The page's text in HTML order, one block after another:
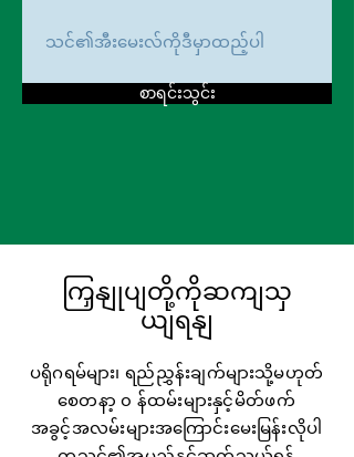
စာရင်းသွင်း
ကြှနျုပျတို့ကိုဆကျသှ
ယျရနျ
ပရိုဂရမ်များ၊ ရည်ညွှန်းချက်များသို့မဟုတ်
စေတနာ့ ၀ န်ထမ်းများနှင့်မိတ်ဖက်
အခွင့်အလမ်းများအကြောင်းမေးမြန်းလိုပါ